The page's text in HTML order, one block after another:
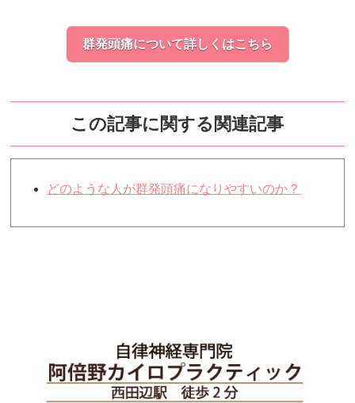
群発頭痛について詳しくはこちら
この記事に関する関連記事
どのような人が群発頭痛になりやすいのか？